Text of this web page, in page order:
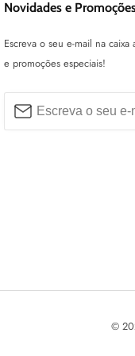
Novidades e
Escreva o seu e-mail na
e promoções especiais!
©